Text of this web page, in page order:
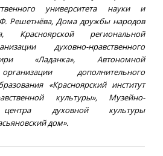
университета науки и
Решетнёва, Дома дружбы народов
Красноярской региональной
духовно-нравственного
«Ладанка», Автономной
дополнительного
«Красноярский институт
культуры», Музейно-
центра духовной культуры
дом».